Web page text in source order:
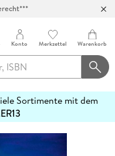
Konto Merkzettel Warenkorb
Sortimente mit dem